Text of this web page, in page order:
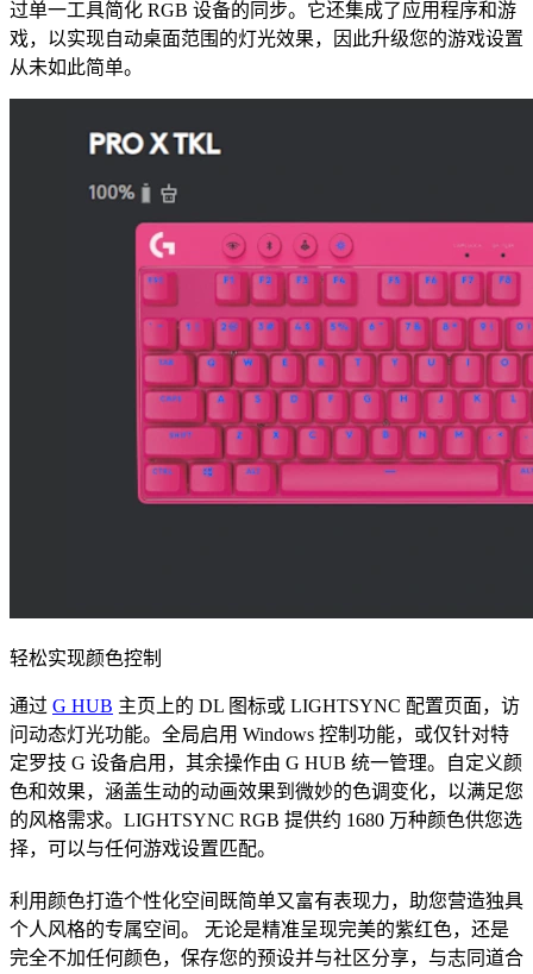
过单一工具简化 RGB 设备的同步。它还集成了应用程序和游
戏，以实现自动桌面范围的灯光效果，因此升级您的游戏设置
从未如此简单。
轻松实现颜色控制
通过 G HUB 主页上的 DL 图标或 LIGHTSYNC 配置页面，访
问动态灯光功能。全局启用 Windows 控制功能，或仅针对特
定罗技 G 设备启用，其余操作由 G HUB 统一管理。自定义颜
色和效果，涵盖生动的动画效果到微妙的色调变化，以满足您
的风格需求。LIGHTSYNC RGB 提供约 1680 万种颜色供您选
择，可以与任何游戏设置匹配。
利用颜色打造个性化空间既简单又富有表现力，助您营造独具
个人风格的专属空间。 无论是精准呈现完美的紫红色，还是
完全不加任何颜色，保存您的预设并与社区分享，与志同道合